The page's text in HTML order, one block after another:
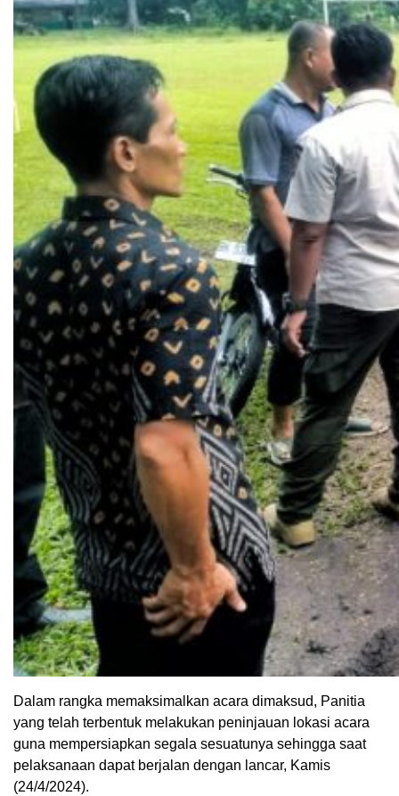
Dalam rangka memaksimalkan acara dimaksud, Panitia
yang telah terbentuk melakukan peninjauan lokasi acara
guna mempersiapkan segala sesuatunya sehingga saat
pelaksanaan dapat berjalan dengan lancar, Kamis
(24/4/2024).